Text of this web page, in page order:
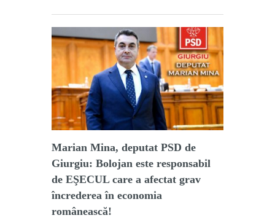
Marian Mina, deputat PSD de
Giurgiu: Bolojan este responsabil
de EŞECUL care a afectat grav
încrederea în economia
românească!